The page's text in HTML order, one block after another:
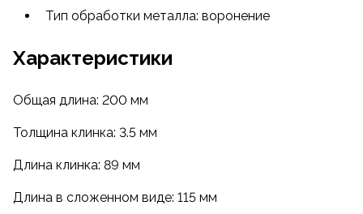
Тип обработки металла: воронение
Характеристики
Общая длина: 200 мм
Толщина клинка: 3.5 мм
Длина клинка: 89 мм
Длина в сложенном виде: 115 мм